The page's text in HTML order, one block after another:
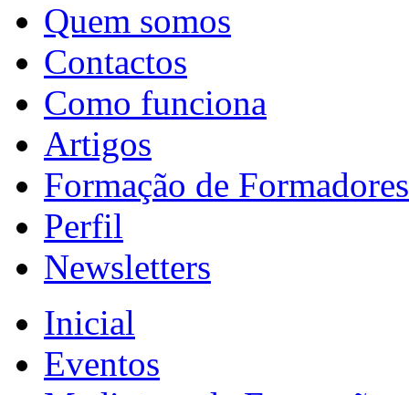
Quem somos
Contactos
Como funciona
Artigos
Formação de Formadores
Perfil
Newsletters
Inicial
Eventos